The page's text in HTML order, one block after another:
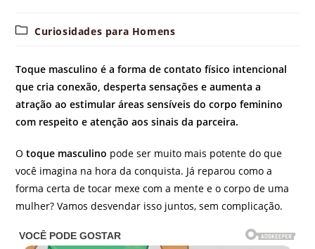
Categoria
Curiosidades para Homens
Toque masculino é a forma de contato físico intencional
que cria conexão, desperta sensações e aumenta a
atração ao estimular áreas sensíveis do corpo feminino
com respeito e atenção aos sinais da parceira.
Otoque masculino pode ser muito mais potente do que
você imagina na hora da conquista. Já reparou como a
forma certa de tocar mexe com a mente e o corpo de uma
mulher? Vamos desvendar isso juntos, sem complicação.